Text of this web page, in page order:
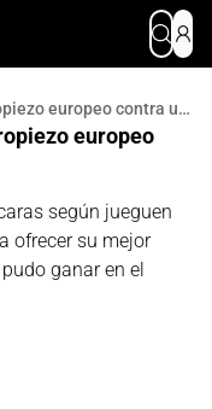
Caja Laboral quiere olvidar su tropiezo europeo contra un rival talismán
europeo
según jueguen
ofrecer su mejor
ganar en el